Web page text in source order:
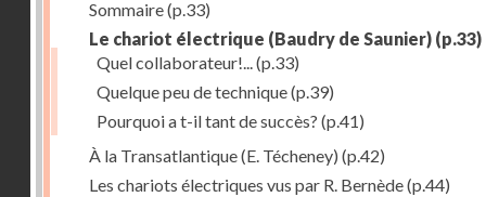
Sommaire(p.33)
Le chariot électrique (Baudry de Saunier) (p.33)
Quel collaborateur!...
(p.33)
Quelque peu de technique(p.39)
Pourquoi a t-il tant de succès? (p.41)
À la Transatlantique (E. Técheney) (p.42)
Les chariots électriques vus par R. Bernède(p.44)